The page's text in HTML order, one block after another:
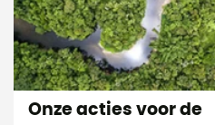
Onze acties voor de